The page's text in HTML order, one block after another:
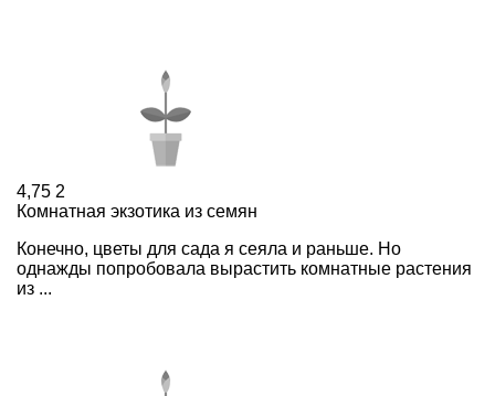
4,75 2
Комнатная экзотика из семян
Конечно, цветы для сада я сеяла и раньше. Но
однажды попробовала вырастить комнатные растения
из ...